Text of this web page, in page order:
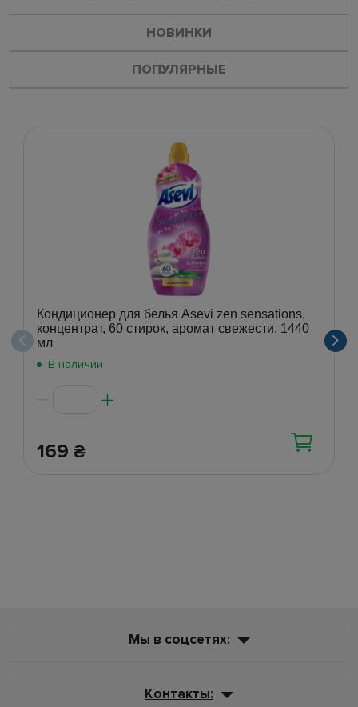
НОВИНКИ
ПОПУЛЯРНЫЕ
Кондиционер для белья Asevi zen sensations,
концентрат, 60 стирок, аромат свежести, 1440
мл
В наличии
169 ₴
Мы в соцсетях:
Контакты: